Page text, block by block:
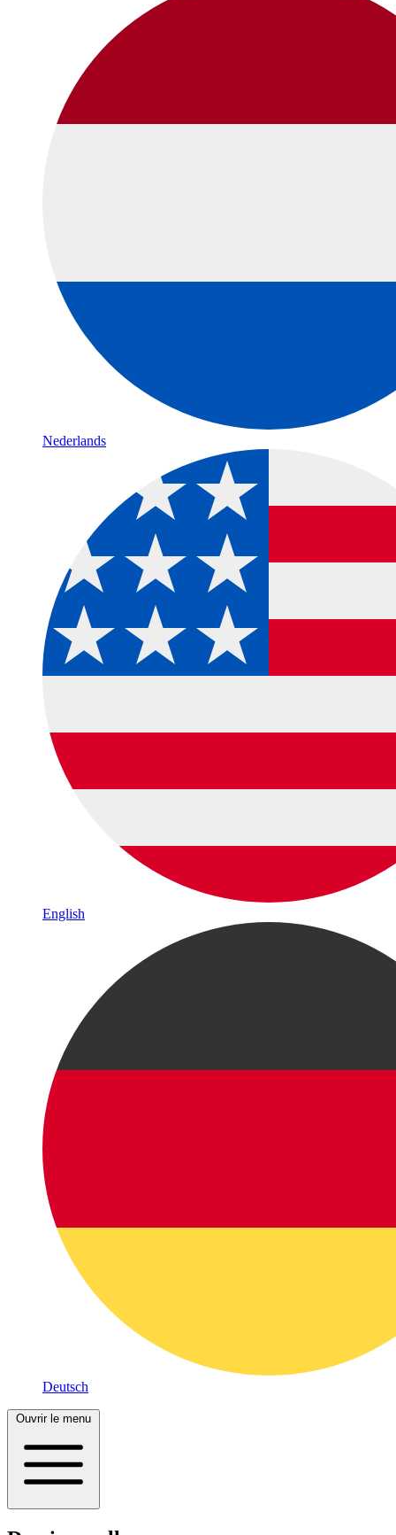
Nederlands
English
Deutsch
Ouvrir le menu